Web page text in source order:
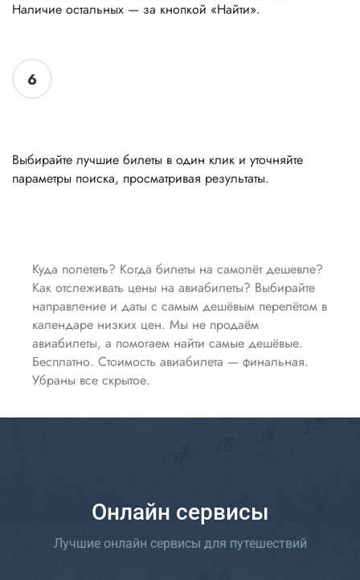
Наличие остальных — за кнопкой «Найти».
6
Выбирайте лучшие билеты в один клик и уточняйте
параметры поиска, просматривая результаты.
Куда полететь? Когда билеты на самолёт дешевле?
Как отслеживать цены на авиабилеты? Выбирайте
направление и даты с самым дешёвым перелётом в
календаре низких цен. Мы не продаём
авиабилеты, а помогаем найти самые дешёвые.
Бесплатно. Стоимость авиабилета — финальная.
Убраны все скрытое.
Онлайн сервисы
Лучшие онлайн сервисы для путешествий